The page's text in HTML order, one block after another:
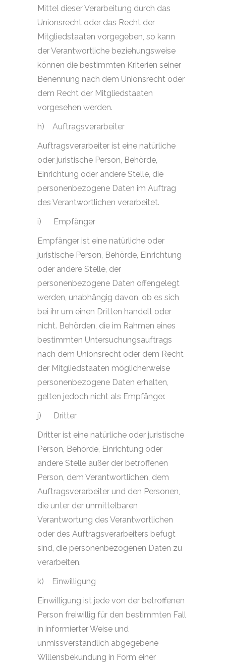
Mittel dieser Verarbeitung durch das
Unionsrecht oder das Recht der
Mitgliedstaaten vorgegeben, so kann
der Verantwortliche beziehungsweise
können die bestimmten Kriterien seiner
Benennung nach dem Unionsrecht oder
dem Recht der Mitgliedstaaten
vorgesehen werden.
h)
Auftragsverarbeiter
Auftragsverarbeiter ist eine natürliche
oder juristische Person, Behörde,
Einrichtung oder andere Stelle, die
personenbezogene Daten im Auftrag
des Verantwortlichen verarbeitet.
i)
Empfänger
Empfänger ist eine natürliche oder
juristische Person, Behörde, Einrichtung
oder andere Stelle, der
personenbezogene Daten offengelegt
werden, unabhängig davon, ob es sich
bei ihr um einen Dritten handelt oder
nicht. Behörden, die im Rahmen eines
bestimmten Untersuchungsauftrags
nach dem Unionsrecht oder dem Recht
der Mitgliedstaaten möglicherweise
personenbezogene Daten erhalten,
gelten jedoch nicht als Empfänger.
j)
Dritter
Dritter ist eine natürliche oder juristische
Person, Behörde, Einrichtung oder
andere Stelle außer der betroffenen
Person, dem Verantwortlichen, dem
Auftragsverarbeiter und den Personen,
die unter der unmittelbaren
Verantwortung des Verantwortlichen
oder des Auftragsverarbeiters befugt
sind, die personenbezogenen Daten zu
verarbeiten.
k)
Einwilligung
Einwilligung ist jede von der betroffenen
Person freiwillig für den bestimmten Fall
in informierter Weise und
unmissverständlich abgegebene
Willensbekundung in Form einer